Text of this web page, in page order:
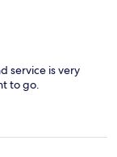
service is very
to go.